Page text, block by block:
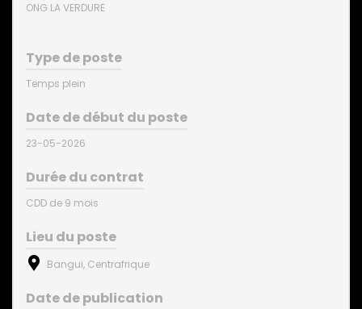
ONG LA VERDURE
Type de poste
Temps plein
Date de début du poste
23-05-2026
Durée du contrat
CDD de 9 mois
Lieu du poste
Bangui, Centrafrique
Date de publication